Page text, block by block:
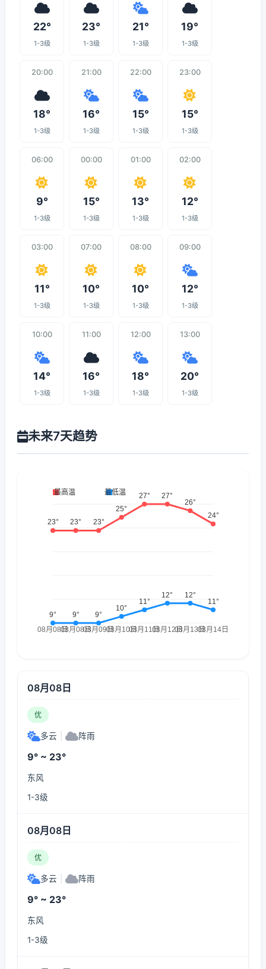
22°
1-3级
23°
1-3级
21°
1-3级
19°
1-3级
20:00
18°
1-3级
21:00
16°
1-3级
22:00
15°
1-3级
23:00
15°
1-3级
06:00
9°
1-3级
00:00
15°
1-3级
01:00
13°
1-3级
02:00
12°
1-3级
03:00
11°
1-3级
07:00
10°
1-3级
08:00
10°
1-3级
09:00
12°
1-3级
10:00
14°
1-3级
11:00
16°
1-3级
12:00
18°
1-3级
13:00
20°
1-3级
未来7天趋势
08月08日
优
多云 阵雨
9° ~ 23°
东风
1-3级
08月08日
优
多云 阵雨
9° ~ 23°
东风
1-3级